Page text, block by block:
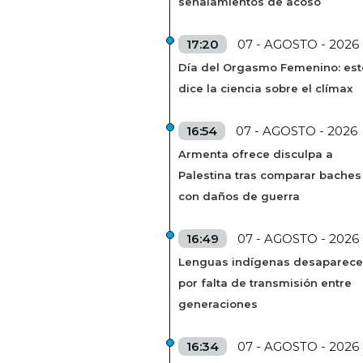
17:20 07 - AGOSTO - 2026
Día del Orgasmo Femenino:
dice la ciencia sobre el clímax
16:54 07 - AGOSTO - 2026
Armenta ofrece disculpa a
Palestina tras comparar baches
con daños de guerra
16:49 07 - AGOSTO - 2026
Lenguas indígenas
por falta de transmisión entre
generaciones
16:34 07 - AGOSTO - 2026